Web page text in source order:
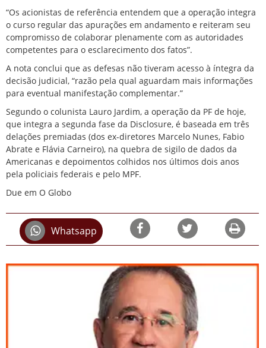
“Os acionistas de referência entendem que a operação integra
o curso regular das apurações em andamento e reiteram seu
compromisso de colaborar plenamente com as autoridades
competentes para o esclarecimento dos fatos”.
A nota conclui que as defesas não tiveram acesso à íntegra da
decisão judicial, “razão pela qual aguardam mais informações
para eventual manifestação complementar.”
Segundo o colunista Lauro Jardim, a operação da PF de hoje,
que integra a segunda fase da Disclosure, é baseada em três
delações premiadas (dos ex-diretores Marcelo Nunes, Fabio
Abrate e Flávia Carneiro), na quebra de sigilo de dados da
Americanas e depoimentos colhidos nos últimos dois anos
pela policiais federais e pelo MPF.
Due em O Globo
Whatsapp